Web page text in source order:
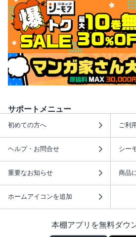
サポートメニュー
初めての方へ ご利
ヘルプ・お問合せ シー
重要なお知らせ 商品
ホームアイコンを追加
本棚アプリを無料ダウ